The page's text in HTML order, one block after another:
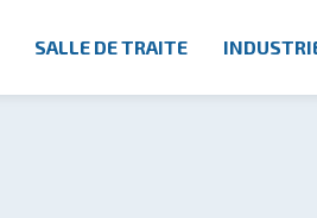
SALLE DE TRAITE